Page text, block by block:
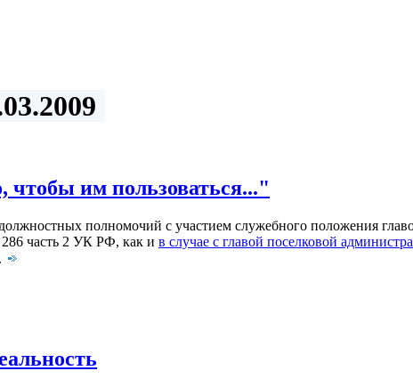
чтобы им пользоваться..."
полномочий с участием служебного положения
часть 2 УК РФ, как и в случае с главой поселковой